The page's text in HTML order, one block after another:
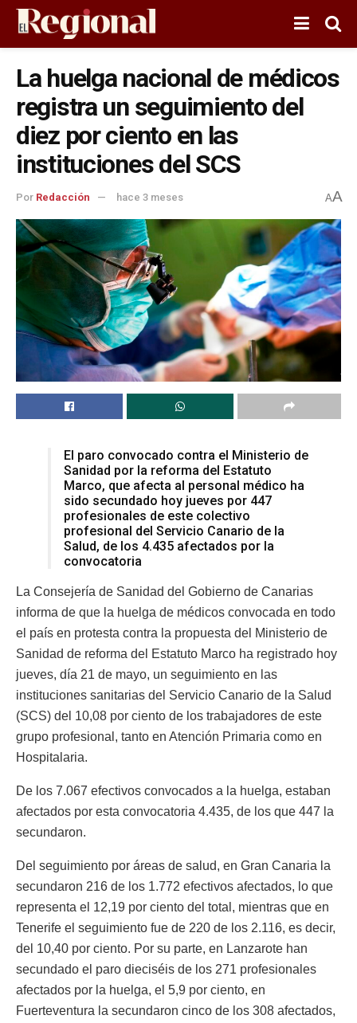
La huelga nacional de médicos
registra un seguimiento del
diez por ciento en las
instituciones del SCS
Por Redacción hace 3 meses AA
El paro convocado contra el Ministerio de
Sanidad por la reforma del Estatuto
Marco, que afecta al personal médico ha
sido secundado hoy jueves por 447
profesionales de este colectivo
profesional del Servicio Canario de la
Salud, de los 4.435 afectados por la
convocatoria
La Consejería de Sanidad del Gobierno de Canarias
informa de que la huelga de médicos convocada en todo
el país en protesta contra la propuesta del Ministerio de
Sanidad de reforma del Estatuto Marco ha registrado hoy
jueves, día 21 de mayo, un seguimiento en las
instituciones sanitarias del Servicio Canario de la Salud
(SCS) del 10,08 por ciento de los trabajadores de este
grupo profesional, tanto en Atención Primaria como en
Hospitalaria.
De los 7.067 efectivos convocados a la huelga, estaban
afectados por esta convocatoria 4.435, de los que 447 la
secundaron.
Del seguimiento por áreas de salud, en Gran Canaria la
secundaron 216 de los 1.772 efectivos afectados, lo que
representa el 12,19 por ciento del total, mientras que en
Tenerife el seguimiento fue de 220 de los 2.116, es decir,
del 10,40 por ciento. Por su parte, en Lanzarote han
secundado el paro dieciséis de los 271 profesionales
afectados por la huelga, el 5,9 por ciento, en
Fuerteventura la secundaron cinco de los 308 afectados,